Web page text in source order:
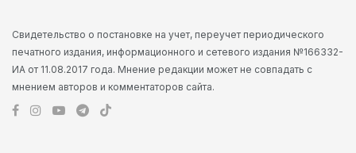
Свидетельство о постановке на учет, переучет периодического
печатного издания, информационного и сетевого издания №166332-
ИА от 11.08.2017 года. Мнение редакции может не совпадать с
мнением авторов и комментаторов сайта.